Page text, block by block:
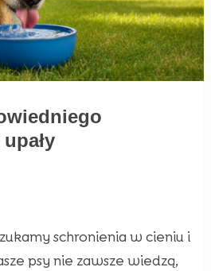
schronienia w cieniu i
psy nie zawsze wiedzą,